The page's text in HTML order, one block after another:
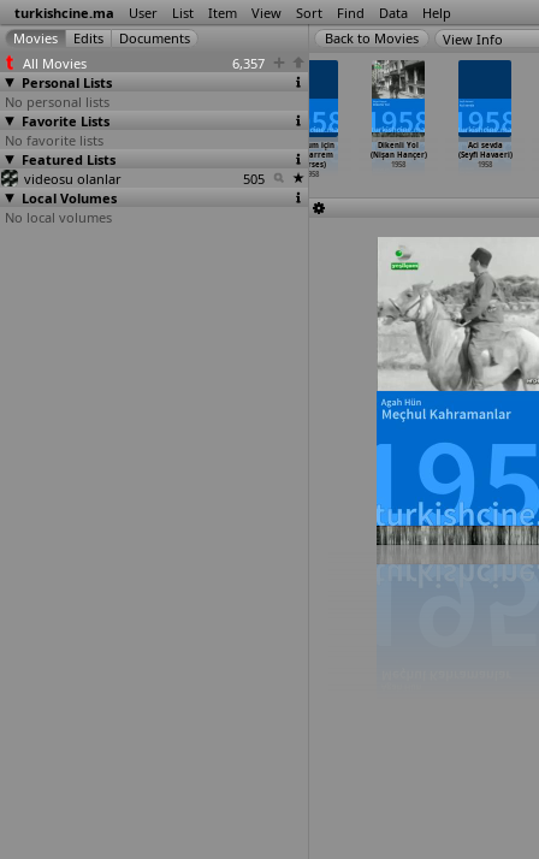
turkishcine.ma User List Item View Sort Find Data Help
All Movies
6,357
Personal Lists
No personal lists
Favorite Lists
No favorite lists
Featured Lists
videosu olanlar
505
Local Volumes
No local volumes
View Info
Ninni (Muharrem
Gürses)
1958
Emine (Muharrem
Yavrum için
(Muharrem
Gürses)
1958
Dikenli Yol
(Nişan Hançer)
1958
Aci sevda
(Seyfi Havaeri)
1958